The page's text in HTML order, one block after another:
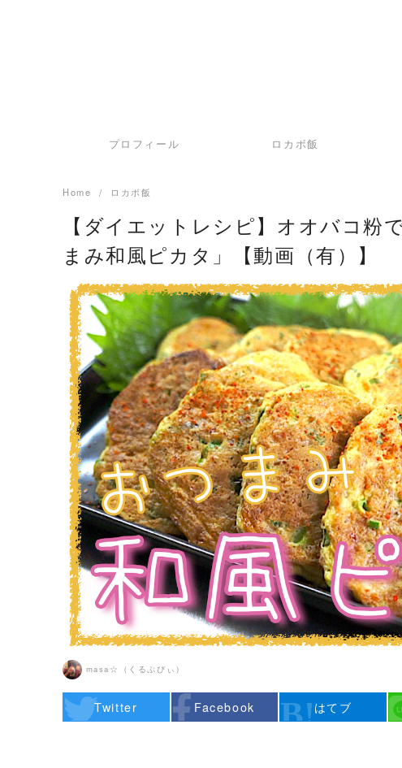
プロフィール ロカボ飯
Home ロカボ飯
【ダイエットレシピ】オオバコ粉
まみ和風ピカタ」【動画（有）】
masa☆（くるぷぴぃ）
Twitter Facebook はてブ